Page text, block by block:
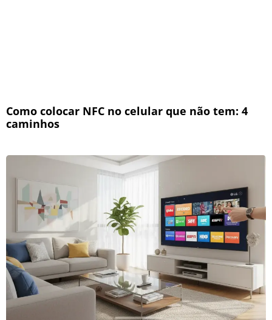
Como colocar NFC no celular que não tem: 4
caminhos